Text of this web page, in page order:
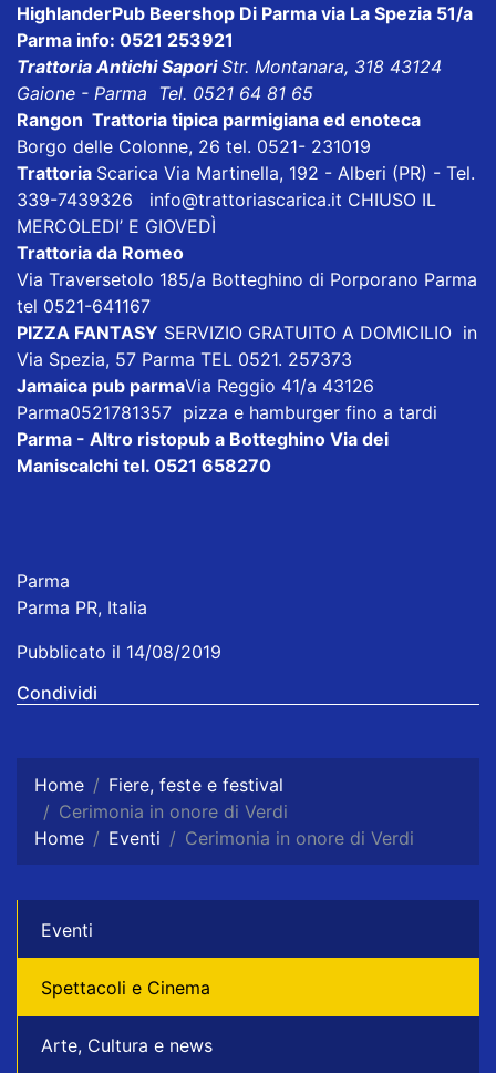
HighlanderPub Beershop Di Parma via La Spezia 51/a
Parma info: 0521 253921
Trattoria Antichi SaporiStr. Montanara, 318 43124
Gaione - Parma Tel. 0521 64 81 65
Rangon Trattoria tipica parmigiana ed enoteca
Borgo delle Colonne, 26 tel. 0521- 231019
Trattoria Scarica Via Martinella, 192 - Alberi (PR) - Tel.
339-7439326 info@trattoriascarica.it CHIUSO IL
MERCOLEDI’ E GIOVEDÌ
Trattoria da Romeo
Via Traversetolo 185/a Botteghino di Porporano Parma
tel 0521-641167
PIZZA FANTASY SERVIZIO GRATUITO A DOMICILIO in
Via Spezia, 57 Parma TEL 0521. 257373
Jamaica pub parmaVia Reggio 41/a 43126
Parma0521781357 pizza e hamburger fino a tardi
Parma - Altro ristopub a Botteghino Via dei
Maniscalchi tel. 0521 658270
Parma
Parma PR, Italia
Pubblicato il 14/08/2019
Condividi
Home
Fiere, feste e festival
Cerimonia in onore di Verdi
Home
Eventi Cerimonia in onore di Verdi
Eventi
Spettacoli e Cinema
Arte, Cultura e news